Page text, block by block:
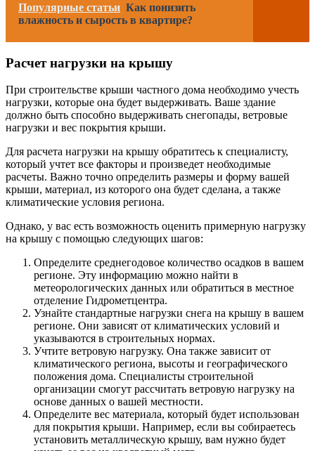
Популярные статьи Как понизить
влажность и сырость в квартире?
Расчет нагрузки на крышу
При строительстве крыши частного дома необходимо учесть
нагрузки, которые она будет выдерживать. Ваше здание
должно быть способно выдерживать снегопады, ветровые
нагрузки и вес покрытия крыши.
Для расчета нагрузки на крышу обратитесь к специалисту,
который учтет все факторы и произведет необходимые
расчеты. Важно точно определить размеры и форму вашей
крыши, материал, из которого она будет сделана, а также
климатические условия региона.
Однако, у вас есть возможность оценить примерную нагрузку
на крышу с помощью следующих шагов:
Определите среднегодовое количество осадков в вашем
регионе. Эту информацию можно найти в
метеорологических данных или обратиться в местное
отделение Гидрометцентра.
Узнайте стандартные нагрузки снега на крышу в вашем
регионе. Они зависят от климатических условий и
указываются в строительных нормах.
Учтите ветровую нагрузку. Она также зависит от
климатического региона, высоты и географического
положения дома. Специалисты строительной
организации смогут рассчитать ветровую нагрузку на
основе данных о вашей местности.
Определите вес материала, который будет использован
для покрытия крыши. Например, если вы собираетесь
установить металлическую крышу, вам нужно будет